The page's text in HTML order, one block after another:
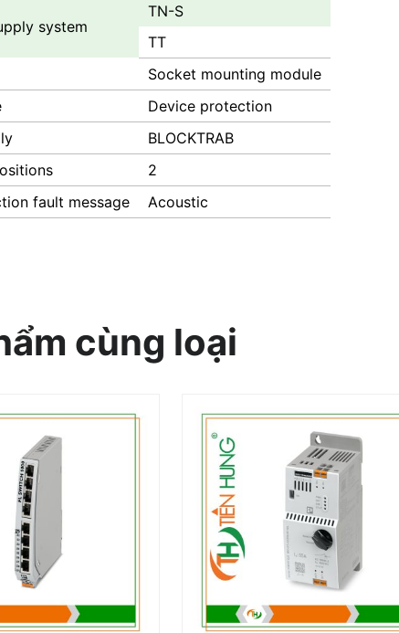
system
TN-S
TT
Socket mounting module
Device protection
BLOCKTRAB
2
fault message
Acoustic
cùng loại